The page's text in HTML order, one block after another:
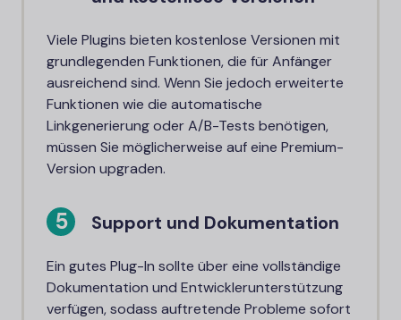
Viele Plugins bieten kostenlose Versionen mit
grundlegenden Funktionen, die für Anfänger
ausreichend sind. Wenn Sie jedoch erweiterte
Funktionen wie die automatische
Linkgenerierung oder A/B-Tests benötigen,
müssen Sie möglicherweise auf eine Premium-
Version upgraden.
Support und Dokumentation
Ein gutes Plug-In sollte über eine vollständige
Dokumentation und Entwicklerunterstützung
verfügen, sodass auftretende Probleme sofort